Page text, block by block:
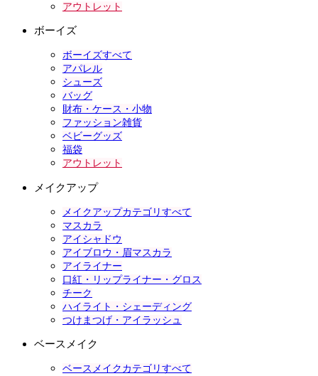
アウトレット
ボーイズ
ボーイズすべて
アパレル
シューズ
バッグ
財布・ケース・小物
ファッション雑貨
ベビーグッズ
福袋
アウトレット
メイクアップ
メイクアップカテゴリすべて
マスカラ
アイシャドウ
アイブロウ・眉マスカラ
アイライナー
口紅・リップライナー・グロス
チーク
ハイライト・シェーディング
つけまつげ・アイラッシュ
ベースメイク
ベースメイクカテゴリすべて